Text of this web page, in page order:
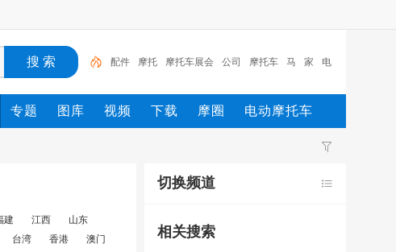
配件 摩托 摩托车展会 公司 摩托车 马 家 电
电动车 自行车
专题 图库 视频 下载 摩圈 电动摩托车
建 江西
山东
台湾 香港
澳门
切换频道
相关搜索